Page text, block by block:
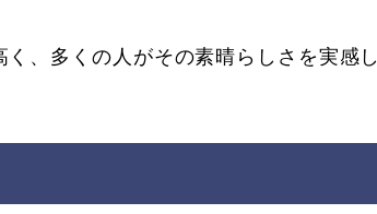
、多くの人がその素晴らしさを実感し